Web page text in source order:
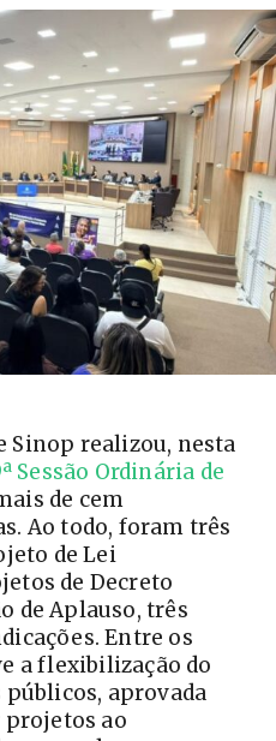
Sinop realizou, nesta
Sessão Ordinária de
de cem
Ao todo, foram três
de Lei
de Decreto
de Aplauso, três
Entre os
a flexibilização do
aprovada
ao